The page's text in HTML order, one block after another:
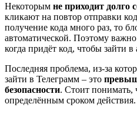
Некоторым не приходит долго
кликают на повтор отправки
получение кода много раз, то
автоматической. Поэтому
когда придёт код, чтобы зайти в
Последняя проблема, из-за
зайти в Телеграмм – это
безопасности. Стоит понимать,
определённым сроком действия.